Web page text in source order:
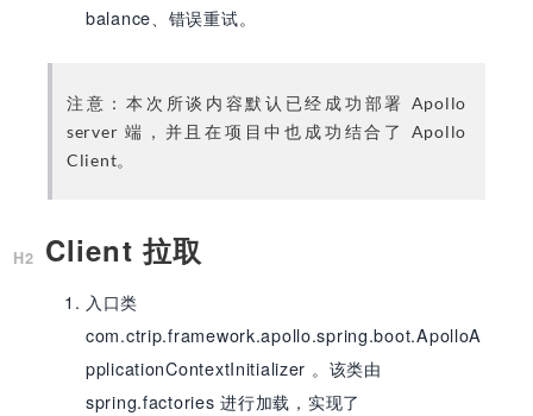
balance、错误重试。
注意：本次所谈内容默认已经成功部署 Apollo
server 端，并且在项目中也成功结合了 Apollo
Client。
Client 拉取
入口类
com.ctrip.framework.apollo.spring.boot.ApolloA
pplicationContextInitializer 。该类由
spring.factories 进行加载，实现了